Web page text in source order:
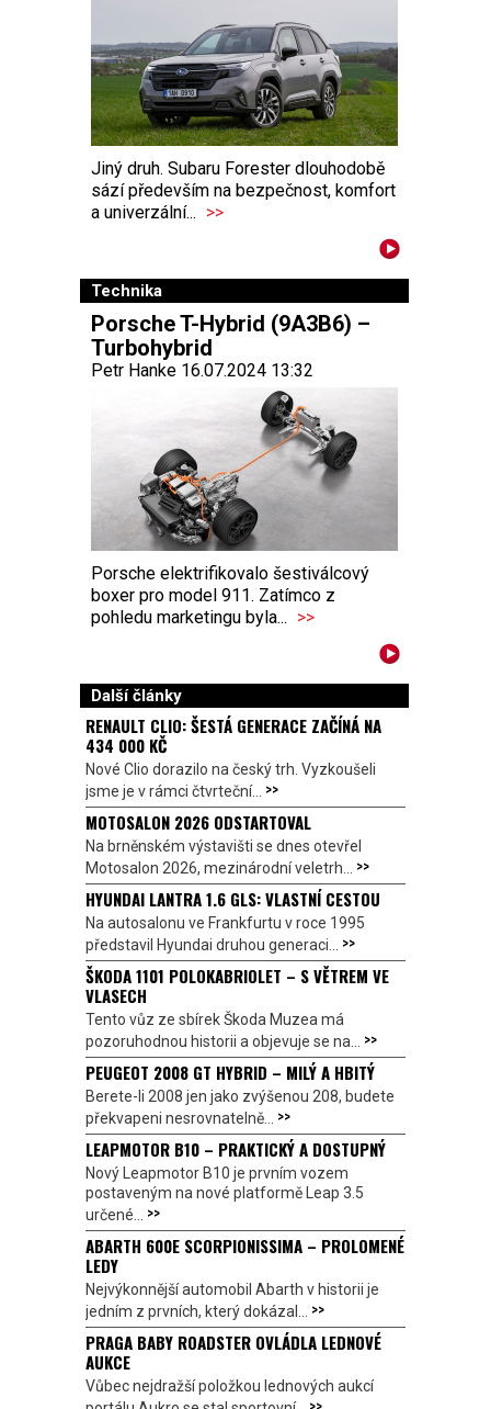
Jiný druh. Subaru Forester dlouhodobě
sází především na bezpečnost, komfort
a univerzální... >>
Technika
Porsche T-Hybrid (9A3B6) –
Turbohybrid
Petr Hanke 16.07.2024 13:32
Porsche elektrifikovalo šestiválcový
boxer pro model 911. Zatímco z
pohledu marketingu byla... >>
Další články
RENAULT CLIO: ŠESTÁ GENERACE ZAČÍNÁ NA
434 000 KČ
Nové Clio dorazilo na český trh. Vyzkoušeli
jsme je v rámci čtvrteční... >>
MOTOSALON 2026 ODSTARTOVAL
Na brněnském výstavišti se dnes otevřel
Motosalon 2026, mezinárodní veletrh... >>
HYUNDAI LANTRA 1.6 GLS: VLASTNÍ CESTOU
Na autosalonu ve Frankfurtu v roce 1995
představil Hyundai druhou generaci... >>
ŠKODA 1101 POLOKABRIOLET – S VĚTREM VE
VLASECH
Tento vůz ze sbírek Škoda Muzea má
pozoruhodnou historii a objevuje se na... >>
PEUGEOT 2008 GT HYBRID – MILÝ A HBITÝ
Berete-li 2008 jen jako zvýšenou 208, budete
překvapeni nesrovnatelně... >>
LEAPMOTOR B10 – PRAKTICKÝ A DOSTUPNÝ
Nový Leapmotor B10 je prvním vozem
postaveným na nové platformě Leap 3.5
určené... >>
ABARTH 600E SCORPIONISSIMA – PROLOMENÉ
LEDY
Nejvýkonnější automobil Abarth v historii je
jedním z prvních, který dokázal... >>
PRAGA BABY ROADSTER OVLÁDLA LEDNOVÉ
AUKCE
Vůbec nejdražší položkou lednových aukcí